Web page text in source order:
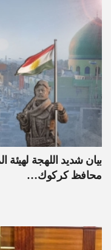
بيان شديد اللهجة لهيئة
محافظ كركوك…